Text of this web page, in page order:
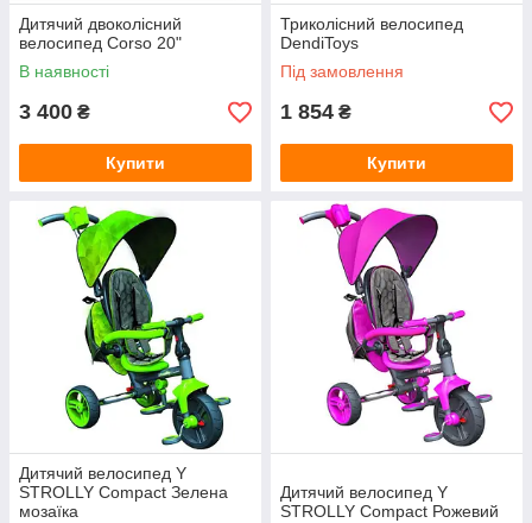
Дитячий двоколісний
велосипед Corso 20"
В наявності
3 400 ₴
Купити
Триколісний велосипед
DendiToys
Під замовлення
1 854 ₴
Купити
Дитячий велосипед Y
STROLLY Compact Зелена
мозаїка
Дитячий велосипед Y
STROLLY Compact Рожевий